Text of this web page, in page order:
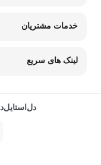
خدمات مشتریان
لینک های سریع